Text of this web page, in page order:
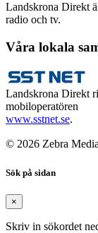
Landskrona Direkt
radio och tv.
Våra lokala
Landskrona Direkt
mobiloperatören
www.sstnet.se.
© 2026 Zebra
Sök på sidan
×
Skriv in sökordet